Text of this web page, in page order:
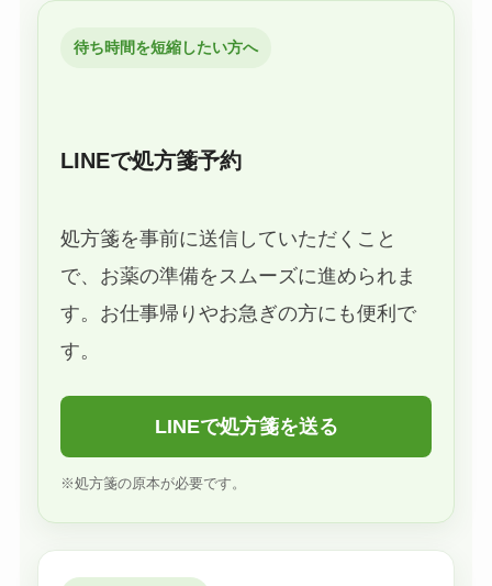
待ち時間を短縮したい方へ
LINEで処方箋予約
処方箋を事前に送信していただくこと
で、お薬の準備をスムーズに進められま
す。お仕事帰りやお急ぎの方にも便利で
す。
LINEで処方箋を送る
※処方箋の原本が必要です。